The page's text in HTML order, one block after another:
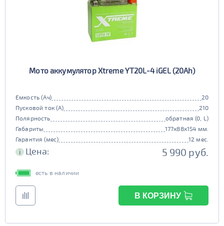
Мото аккумулятор Xtreme YT20L-4 iGEL (20Ah)
Емкость (Ач)
20
Пусковой ток (А)
210
Полярность
обратная (0, L)
Габариты
177x88x154 мм.
Гарантия (мес)
12 мес.
i Цена: 5 990 руб.
есть в наличии
В КОРЗИНУ